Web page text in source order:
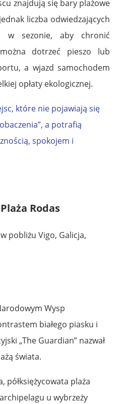
znajdują się bary plażowe
liczba odwiedzających
w sezonie, aby chronić
dotrzeć pieszo lub
a wjazd samochodem
opłaty ekologicznej.
które nie pojawiają się
a potrafią
spokojem i
Rodas
pobliżu Vigo, Galicja,
Wysp
białego piasku i
„The Guardian” nazwał
świata.
półksiężycowata plaża
u wybrzeży